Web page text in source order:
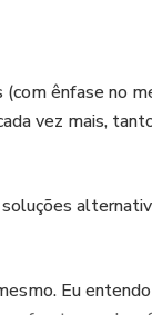
ênfase no
vez mais,
Eu